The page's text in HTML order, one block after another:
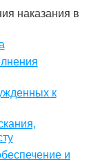
наказания в
к
и